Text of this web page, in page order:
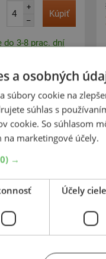
+
–
Kúpiť
do 3-8 prac. dní
-10%
15"
a osobných
súbory cookie na
súhlas s
cookie. So súhlasom
marketingové účely.
→
Účely